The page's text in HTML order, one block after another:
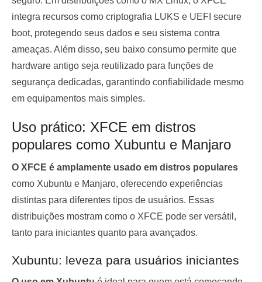
integra recursos como criptografia LUKS e UEFI secure
boot, protegendo seus dados e seu sistema contra
ameaças. Além disso, seu baixo consumo permite que
hardware antigo seja reutilizado para funções de
segurança dedicadas, garantindo confiabilidade mesmo
em equipamentos mais simples.
Uso prático: XFCE em distros
populares como Xubuntu e Manjaro
O XFCE é amplamente usado em distros populares
como Xubuntu e Manjaro, oferecendo experiências
distintas para diferentes tipos de usuários. Essas
distribuições mostram como o XFCE pode ser versátil,
tanto para iniciantes quanto para avançados.
Xubuntu: leveza para usuários iniciantes